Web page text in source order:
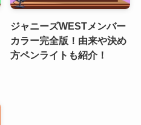
ジャニーズWESTメンバー
カラー完全版！由来や決め
方ペンライトも紹介！